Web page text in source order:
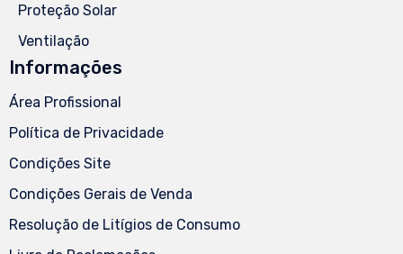
Proteção Solar
Ventilação
Informações
Área Profissional
Política de Privacidade
Condições Site
Condições Gerais de Venda
Resolução de Litígios de Consumo